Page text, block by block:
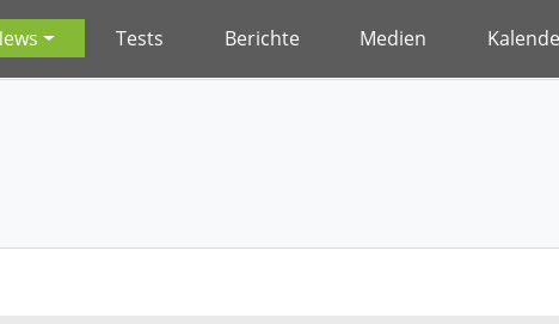
Tests Berichte Medien